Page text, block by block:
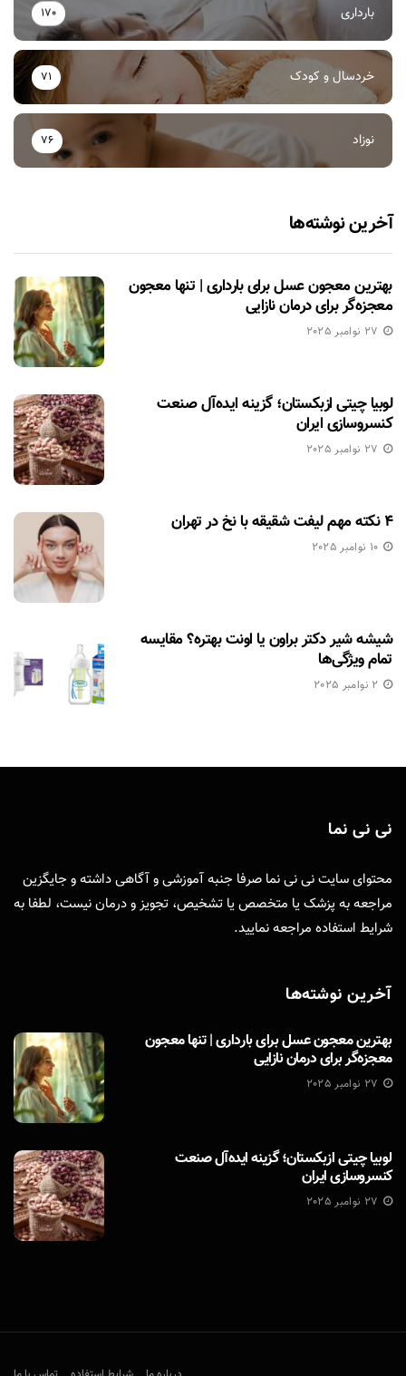
بارداری 170
خردسال و کودک 71
نوزاد 76
آخرین نوشته‌ها
بهترین معجون عسل برای بارداری | تنها معجون
معجزه‌گر برای درمان نازایی
27 نوامبر 2025
لوبیا چیتی ازبکستان؛ گزینه ایده‌آل صنعت
کنسروسازی ایران
27 نوامبر 2025
۴ نکته مهم لیفت شقیقه با نخ در تهران
10 نوامبر 2025
شیشه شیر دکتر براون یا اونت بهتره؟ مقایسه
تمام ویژگی‌ها
2 نوامبر 2025
نی نی نما
محتوای سایت نی نی نما صرفا جنبه آموزشی و آگاهی داشته و جایگزین
مراجعه به پزشک یا متخصص یا تشخیص، تجویز و درمان نیست، لطفا به
شرایط استفاده مراجعه نمایید.
آخرین نوشته‌ها
بهترین معجون عسل برای بارداری | تنها معجون
معجزه‌گر برای درمان نازایی
27 نوامبر 2025
لوبیا چیتی ازبکستان؛ گزینه ایده‌آل صنعت
کنسروسازی ایران
27 نوامبر 2025